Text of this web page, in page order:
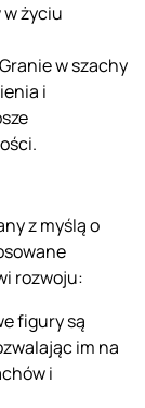
życiu
w szachy
i
z myślą o
rozwoju:
figury są
im na
i